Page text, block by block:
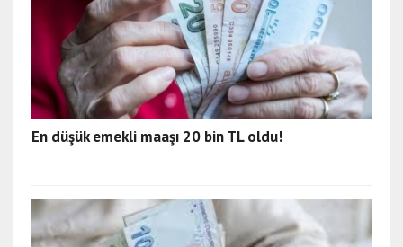
En düşük emekli maaşı 20 bin TL oldu!